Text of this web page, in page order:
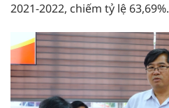
2021-2022, chiếm tỷ lệ 63,69%.